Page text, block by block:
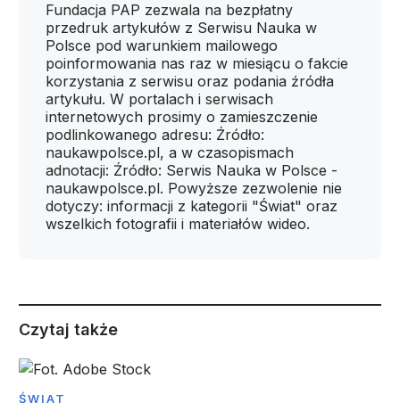
Fundacja PAP zezwala na bezpłatny
przedruk artykułów z Serwisu Nauka w
Polsce pod warunkiem mailowego
poinformowania nas raz w miesiącu o fakcie
korzystania z serwisu oraz podania źródła
artykułu. W portalach i serwisach
internetowych prosimy o zamieszczenie
podlinkowanego adresu: Źródło:
naukawpolsce.pl, a w czasopismach
adnotacji: Źródło: Serwis Nauka w Polsce -
naukawpolsce.pl. Powyższe zezwolenie nie
dotyczy: informacji z kategorii "Świat" oraz
wszelkich fotografii i materiałów wideo.
Czytaj także
ŚWIAT